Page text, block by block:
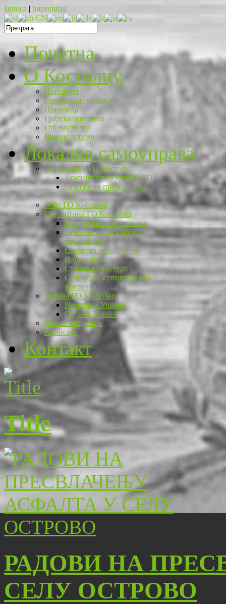
latinica | ћирилица
Почетна
O Костолцу
Историјат
Географски положај
Привреда
Градска општина
Грб Костолца
Важни датуми
Локална самоуправа
Председник ГО Костолац
Заменик председника ГО
Помоћник председника
ГО
Веће ГО Костолац
Скупштина ГО Костолац
Председник скупштине
Заменик председника
скупштине
Секретар скупштине
Одборници
Стална радна тела
Седнице Скупштине ГО
Костолац
Управа ГО Костолац
Начелник Управе
Службе Управе
Месне заједнице
Комисије
Контакт
Title
РАДОВИ НА
СЕЛУ ОСТРОВО